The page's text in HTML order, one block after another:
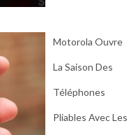
Motorola Ouvre
La Saison Des
Téléphones
Pliables Avec Les